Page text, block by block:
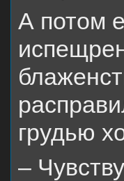
А потом
грудью
–